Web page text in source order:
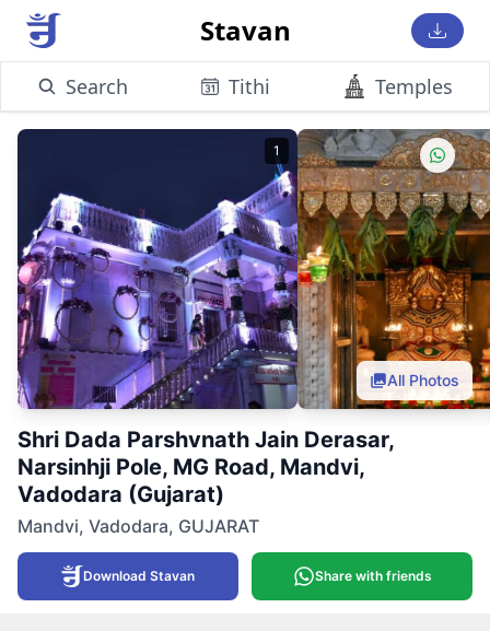
Stavan
Search Tithi Temples
1
All Photos
Shri Dada Parshvnath Jain Derasar,
Narsinhji Pole, MG Road, Mandvi,
Vadodara (Gujarat)
Mandvi, Vadodara, GUJARAT
Download Stavan Share with friends